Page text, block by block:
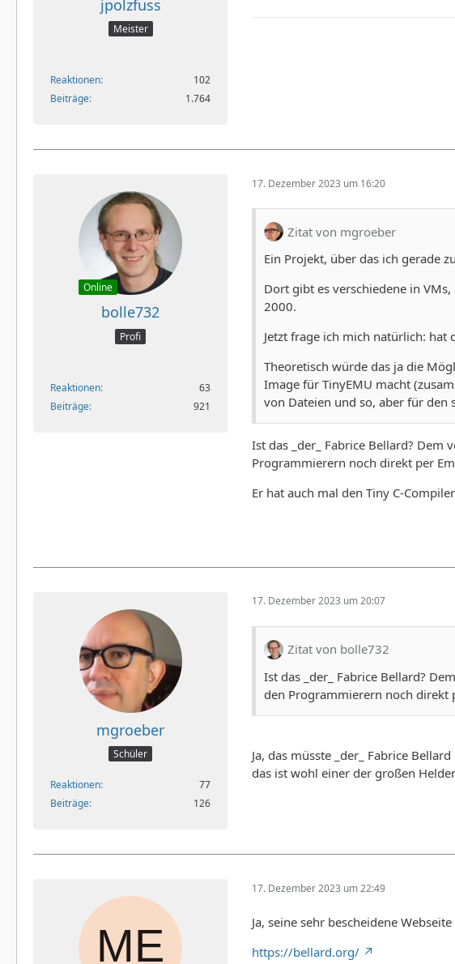
jpolzfuss
Meister
Reaktionen
102
Beiträge
1.764
Online
bolle732
Profi
Reaktionen
63
Beiträge
921
17. Dezember 2023 um 16:20
Zitat von mgroeber
Ein Projekt, über das ich gerade
Dort gibt es verschiedene in
2000.
Jetzt frage ich mich natürlich: hat
Theoretisch würde das ja die
Image für TinyEMU macht
von Dateien und so, aber für den
Ist das _der_ Fabrice Bellard?
Programmierern noch direkt per
Er hat auch mal den Tiny C-
mgroeber
Schüler
Reaktionen
77
Beiträge
126
17. Dezember 2023 um 20:07
Zitat von bolle732
Ist das _der_ Fabrice Bellard?
den Programmierern noch direkt
Ja, das müsste _der_ Fabrice
das ist wohl einer der großen
17. Dezember 2023 um 22:49
Ja, seine sehr bescheidene
https://bellard.org/